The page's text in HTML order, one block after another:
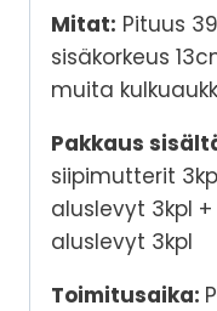
Mitat: Pituus
sisäkorkeus
muita
Pakkaus
siipimutterit
aluslevyt 3kpl
aluslevyt 3kpl
Toimitusaika: